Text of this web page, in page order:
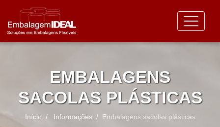
EMBALAGENS
SACOLAS PLÁSTICAS
Início Informações Embalagens sacolas plásticas